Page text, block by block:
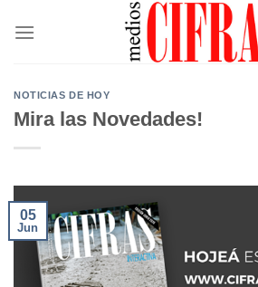
NOTICIAS DE HOY
Mira las Novedades!
05
Jun